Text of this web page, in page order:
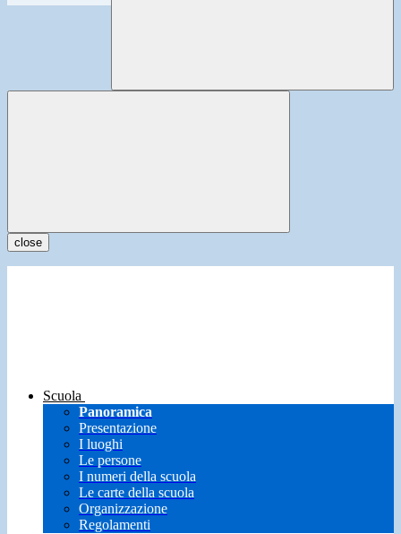
close
Scuola
Panoramica
Presentazione
I luoghi
Le persone
I numeri della scuola
Le carte della scuola
Organizzazione
Regolamenti